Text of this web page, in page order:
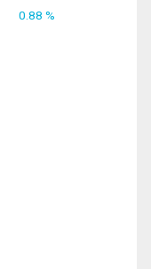
0.88 %